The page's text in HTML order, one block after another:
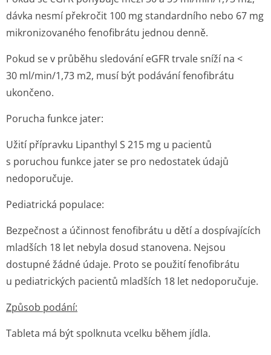
dávka nesmí překročit 100 mg standardního nebo 67 mg
mikronizovaného fenofibrátu jednou denně.
Pokud se v průběhu sledování eGFR trvale sníží na <
30 ml/min/1,7­3 m2, musí být podávání fenofibrátu
ukončeno.
Porucha funkce jater:
Užití přípravku Lipanthyl S 215 mg u pacientů
s poruchou funkce jater se pro nedostatek údajů
nedoporučuje.
Pediatrická populace:
Bezpečnost a účinnost fenofibrátu u dětí a dospívajících
mladších 18 let nebyla dosud stanovena. Nejsou
dostupné žádné údaje. Proto se použití fenofibrátu
u pediatrických pacientů mladších 18 let nedoporučuje.
Způsob podání:
Tableta má být spolknuta vcelku během jídla.